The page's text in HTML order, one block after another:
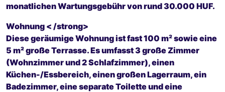
monatlichen Wartungsgebühr von rund 30.000 HUF.
Wohnung < /strong>
Diese geräumige Wohnung ist fast 100 m² sowie eine
5 m² große Terrasse. Es umfasst 3 große Zimmer
(Wohnzimmer und 2 Schlafzimmer), einen
Küchen-/Essbereich, einen großen Lagerraum, ein
Badezimmer, eine separate Toilette und eine